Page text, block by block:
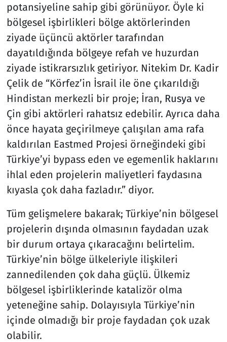
potansiyeline sahip gibi görünüyor. Öyle ki
bölgesel işbirlikleri bölge aktörlerinden
ziyade üçüncü aktörler tarafından
dayatıldığında bölgeye refah ve huzurdan
ziyade istikrarsızlık getiriyor. Nitekim Dr. Kadir
Çelik de “Körfez’in İsrail ile öne çıkarıldığı
Hindistan merkezli bir proje; İran, Rusya ve
Çin gibi aktörleri rahatsız edebilir. Ayrıca daha
önce hayata geçirilmeye çalışılan ama rafa
kaldırılan Eastmed Projesi örneğindeki gibi
Türkiye’yi bypass eden ve egemenlik haklarını
ihlal eden projelerin maliyetleri faydasına
kıyasla çok daha fazladır.” diyor.
Tüm gelişmelere bakarak; Türkiye’nin bölgesel
projelerin dışında olmasının faydadan uzak
bir durum ortaya çıkaracağını belirtelim.
Türkiye’nin bölge ülkeleriyle ilişkileri
zannedilenden çok daha güçlü. Ülkemiz
bölgesel işbirliklerinde katalizör olma
yeteneğine sahip. Dolayısıyla Türkiye’nin
içinde olmadığı bir proje faydadan çok uzak
olabilir.